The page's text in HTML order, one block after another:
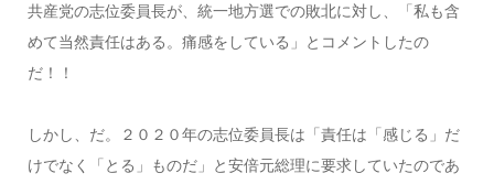
共産党の志位委員長が、統一地方選での敗北に対し、「私も含
めて当然責任はある。痛感をしている」とコメントしたの
だ！！
しかし、だ。２０２０年の志位委員長は「責任は「感じる」だ
けでなく「とる」ものだ」と安倍元総理に要求していたのであ